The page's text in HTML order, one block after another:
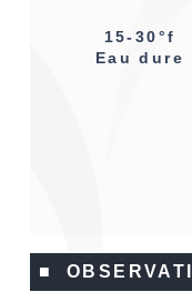
15-30°f
Eau dure
■